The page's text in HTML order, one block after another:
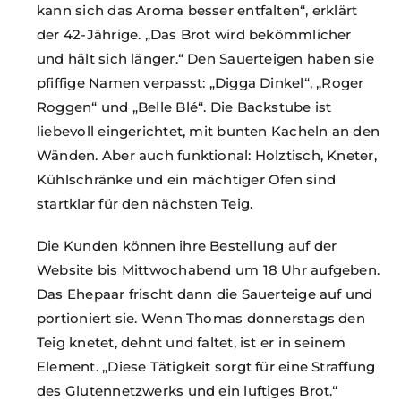
kann sich das Aroma besser entfalten“, erklärt
der 42-Jährige. „Das Brot wird bekömmlicher
und hält sich länger.“ Den Sauerteigen haben sie
pfiffige Namen verpasst: „Digga Dinkel“, „Roger
Roggen“ und „Belle Blé“. Die Backstube ist
liebevoll eingerichtet, mit bunten Kacheln an den
Wänden. Aber auch funktional: Holztisch, Kneter,
Kühlschränke und ein mächtiger Ofen sind
startklar für den nächsten Teig.
Die Kunden können ihre Bestellung auf der
Website bis Mittwochabend um 18 Uhr aufgeben.
Das Ehepaar frischt dann die Sauerteige auf und
portioniert sie. Wenn Thomas donnerstags den
Teig knetet, dehnt und faltet, ist er in seinem
Element. „Diese Tätigkeit sorgt für eine Straffung
des Glutennetzwerks und ein luftiges Brot.“